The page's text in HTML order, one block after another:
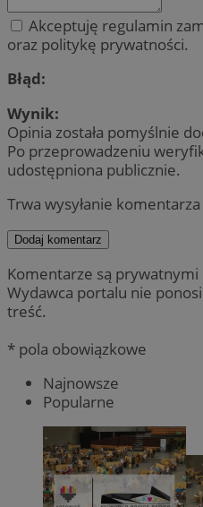
Akceptuję regulamin
oraz politykę prywatności.
Błąd:
Wynik:
Opinia została pomyślnie
Po przeprowadzeniu
udostępniona publicznie.
Trwa wysyłanie komentarza
Dodaj komentarz
Komentarze są
Wydawca portalu nie
treść.
* pola obowiązkowe
Najnowsze
Popularne